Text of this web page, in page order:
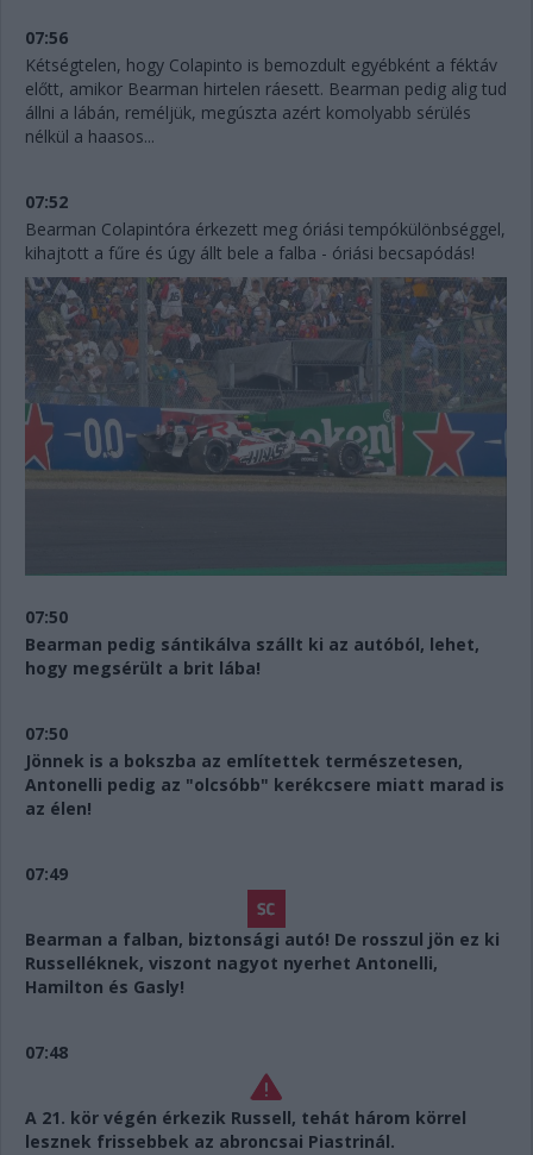
07:56
Kétségtelen, hogy Colapinto is bemozdult egyébként a féktáv
előtt, amikor Bearman hirtelen ráesett. Bearman pedig alig tud
állni a lábán, reméljük, megúszta azért komolyabb sérülés
nélkül a haasos...
07:52
Bearman Colapintóra érkezett meg óriási tempókülönbséggel,
kihajtott a fűre és úgy állt bele a falba - óriási becsapódás!
07:50
Bearman pedig sántikálva szállt ki az autóból, lehet,
hogy megsérült a brit lába!
07:50
Jönnek is a bokszba az említettek természetesen,
Antonelli pedig az "olcsóbb" kerékcsere miatt marad is
az élen!
07:49
Bearman a falban, biztonsági autó! De rosszul jön ez ki
Russelléknek, viszont nagyot nyerhet Antonelli,
Hamilton és Gasly!
07:48
A 21. kör végén érkezik Russell, tehát három körrel
lesznek frissebbek az abroncsai Piastrinál.